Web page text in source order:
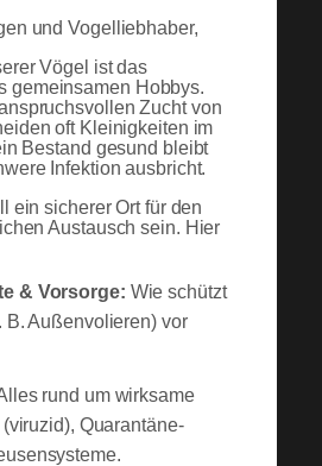
und Vogelliebhaber,
Vögel ist das
gemeinsamen Hobbys.
Zucht von
oft Kleinigkeiten im
Bestand gesund bleibt
Infektion ausbricht.
ein sicherer Ort für den
Austausch sein. Hier
& Vorsorge: Wie schützt
B. Außenvolieren) vor
rund um wirksame
Quarantäne-